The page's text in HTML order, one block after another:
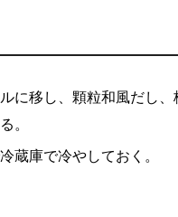
に移し、顆粒和風だし、
。
蔵庫で冷やしておく。